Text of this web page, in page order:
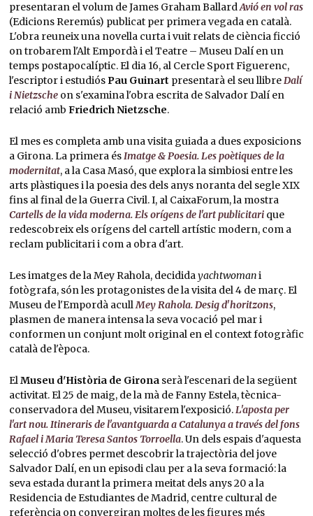
presentaran el volum de James Graham BallardAvió en vol ras
(Edicions Reremús) publicat per primera vegada en català.
L'obra reuneix una novella curta i vuit relats de ciència ficció
on trobarem l'Alt Empordà i el Teatre – Museu Dalí en un
temps postapocalíptic. El dia 16, al Cercle Sport Figuerenc,
l'escriptor i estudiósPau Guinart presentarà el seu llibreDalí
i Nietzsche on s'examina l'obra escrita de Salvador Dalí en
relació amb Friedrich Nietzsche.
El mes es completa amb una visita guiada a dues exposicions
a Girona. La primera ésImatge & Poesia. Les poètiques de la
modernitat, a la Casa Masó, que explora la simbiosi entre les
arts plàstiques i la poesia des dels anys noranta del segle XIX
fins al final de la Guerra Civil. I, al CaixaForum, la mostra
Cartells de la vida moderna. Els orígens de l'art publicitari que
redescobreix els orígens del cartell artístic modern, com a
reclam publicitari i com a obra d'art.
Les imatges de la Mey Rahola, decididayachtwomani
fotògrafa, són les protagonistes de la visita del 4 de març. El
Museu de l'Empordà acullMey Rahola. Desig d'horitzons,
plasmen de manera intensa la seva vocació pel mar i
conformen un conjunt molt original en el context fotogràfic
català de l'època.
ElMuseu d'Història de Girona serà l'escenari de la següent
activitat. El 25 de maig, de la mà de Fanny Estela, tècnica-
conservadora del Museu, visitarem l'exposició.L'aposta per
l'art nou. Itineraris de l'avantguarda a Catalunya a través del fons
Rafael i Maria Teresa Santos Torroella. Un dels espais d'aquesta
selecció d'obres permet descobrir la trajectòria del jove
Salvador Dalí, en un episodi clau per a la seva formació: la
seva estada durant la primera meitat dels anys 20 a la
Residencia de Estudiantes de Madrid, centre cultural de
referència on convergiran moltes de les figures més